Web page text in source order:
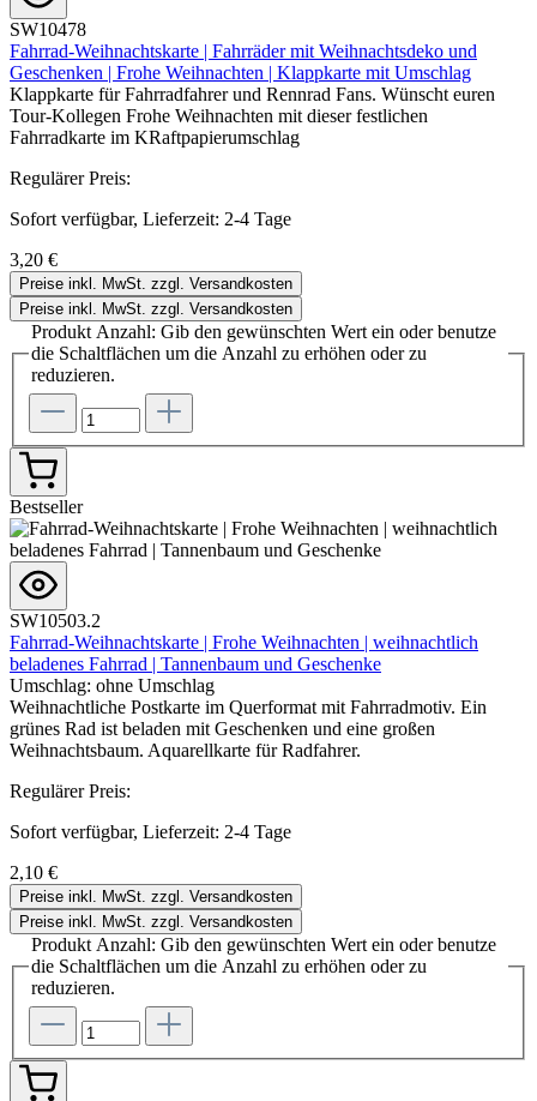
SW10478
Fahrrad-Weihnachtskarte | Fahrräder mit Weihnachtsdeko und
Geschenken | Frohe Weihnachten | Klappkarte mit Umschlag
Klappkarte für Fahrradfahrer und Rennrad Fans. Wünscht euren
Tour-Kollegen Frohe Weihnachten mit dieser festlichen
Fahrradkarte im KRaftpapierumschlag
Regulärer Preis:
Sofort verfügbar, Lieferzeit: 2-4 Tage
3,20 €
Preise inkl. MwSt. zzgl. Versandkosten
Preise inkl. MwSt. zzgl. Versandkosten
Produkt Anzahl: Gib den gewünschten Wert ein oder benutze
die Schaltflächen um die Anzahl zu erhöhen oder zu
reduzieren.
Bestseller
SW10503.2
Fahrrad-Weihnachtskarte | Frohe Weihnachten | weihnachtlich
beladenes Fahrrad | Tannenbaum und Geschenke
Umschlag: ohne Umschlag
Weihnachtliche Postkarte im Querformat mit Fahrradmotiv. Ein
grünes Rad ist beladen mit Geschenken und eine großen
Weihnachtsbaum. Aquarellkarte für Radfahrer.
Regulärer Preis:
Sofort verfügbar, Lieferzeit: 2-4 Tage
2,10 €
Preise inkl. MwSt. zzgl. Versandkosten
Preise inkl. MwSt. zzgl. Versandkosten
Produkt Anzahl: Gib den gewünschten Wert ein oder benutze
die Schaltflächen um die Anzahl zu erhöhen oder zu
reduzieren.